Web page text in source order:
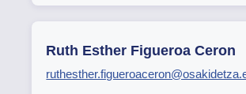
Ruth Esther Figueroa Ceron